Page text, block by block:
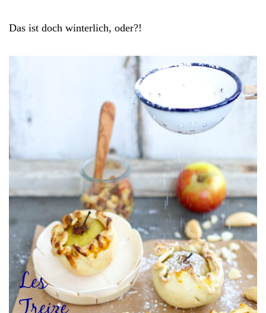
Das ist doch winterlich, oder?!